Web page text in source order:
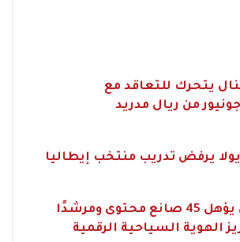
يتحرك للتعاقد مع
من ريال مدريد
يرفض تدريب منتخب إيطاليا
مؤمن الجندي يؤهل 45 صانع محتوى ومرشدًا
الهوية السياحية الرقمية